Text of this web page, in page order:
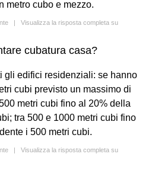
metro cubo e mezzo.
| Visualizza la risposta completa su
cubatura casa?
gli edifici residenziali: se hanno
cubi previsto un massimo di
metri cubi fino al 20% della
tra 500 e 1000 metri cubi fino
i 500 metri cubi.
| Visualizza la risposta completa su